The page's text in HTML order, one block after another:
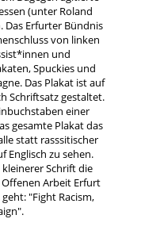
(unter Roland
Das Erfurter Bündnis
von linken
und
Spuckies und
Das Plakat ist auf
Schriftsatz gestaltet.
einer
gesamte Plakat das
statt rasssitischer
Englisch zu sehen.
Schrift die
Arbeit Erfurt
"Fight Racism,